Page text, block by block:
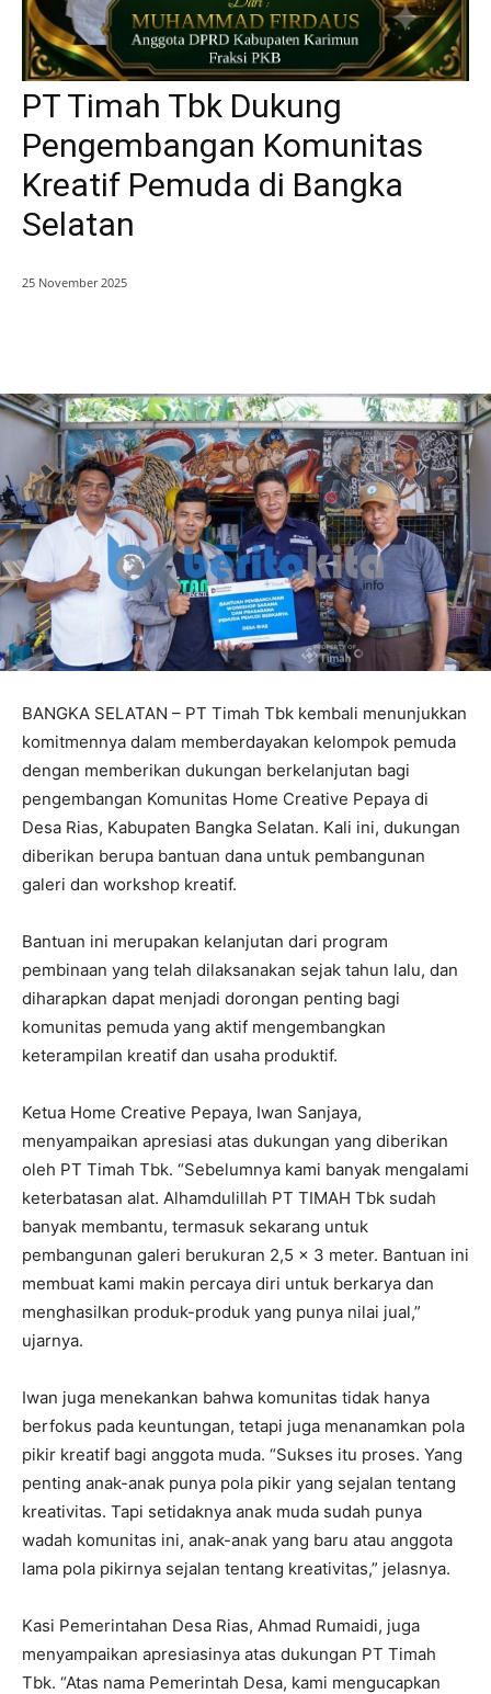
PT Timah Tbk Dukung
Pengembangan Komunitas
Kreatif Pemuda di Bangka
Selatan
25 November 2025
BANGKA SELATAN – PT Timah Tbk kembali menunjukkan
komitmennya dalam memberdayakan kelompok pemuda
dengan memberikan dukungan berkelanjutan bagi
pengembangan Komunitas Home Creative Pepaya di
Desa Rias, Kabupaten Bangka Selatan. Kali ini, dukungan
diberikan berupa bantuan dana untuk pembangunan
galeri dan workshop kreatif.
Bantuan ini merupakan kelanjutan dari program
pembinaan yang telah dilaksanakan sejak tahun lalu, dan
diharapkan dapat menjadi dorongan penting bagi
komunitas pemuda yang aktif mengembangkan
keterampilan kreatif dan usaha produktif.
Ketua Home Creative Pepaya, Iwan Sanjaya,
menyampaikan apresiasi atas dukungan yang diberikan
oleh PT Timah Tbk. “Sebelumnya kami banyak mengalami
keterbatasan alat. Alhamdulillah PT TIMAH Tbk sudah
banyak membantu, termasuk sekarang untuk
pembangunan galeri berukuran 2,5 × 3 meter. Bantuan ini
membuat kami makin percaya diri untuk berkarya dan
menghasilkan produk-produk yang punya nilai jual,”
ujarnya.
Iwan juga menekankan bahwa komunitas tidak hanya
berfokus pada keuntungan, tetapi juga menanamkan pola
pikir kreatif bagi anggota muda. “Sukses itu proses. Yang
penting anak-anak punya pola pikir yang sejalan tentang
kreativitas. Tapi setidaknya anak muda sudah punya
wadah komunitas ini, anak-anak yang baru atau anggota
lama pola pikirnya sejalan tentang kreativitas,” jelasnya.
Kasi Pemerintahan Desa Rias, Ahmad Rumaidi, juga
menyampaikan apresiasinya atas dukungan PT Timah
Tbk. “Atas nama Pemerintah Desa, kami mengucapkan